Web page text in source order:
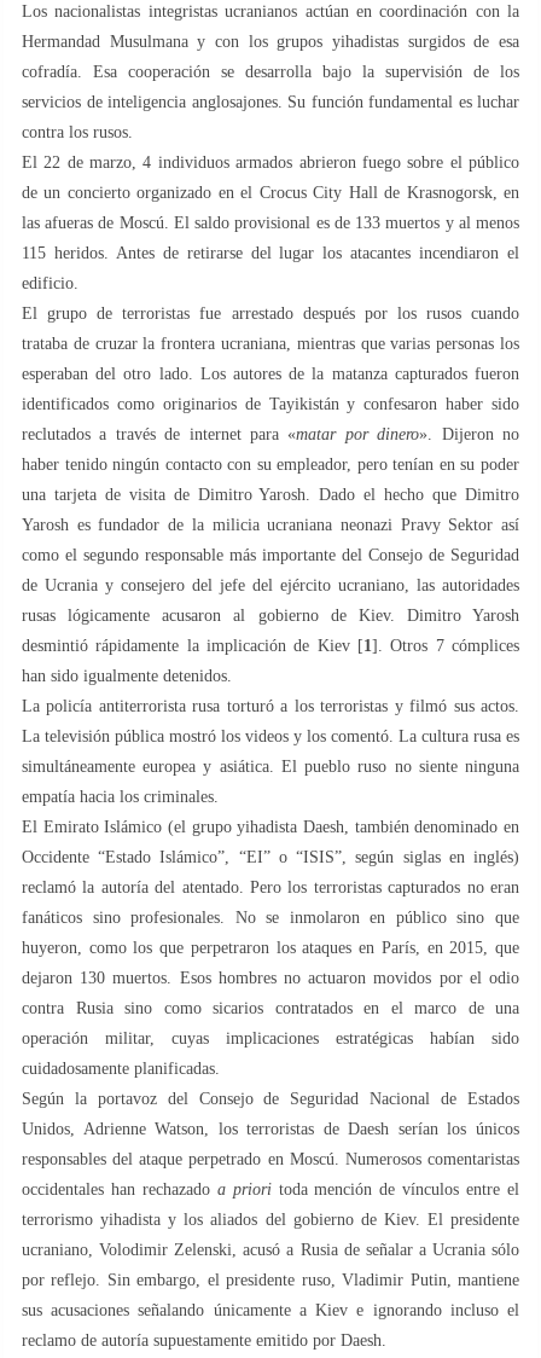
Los nacionalistas integristas ucranianos actúan en coordinación con la
Hermandad Musulmana y con los grupos yihadistas surgidos de esa
cofradía. Esa cooperación se desarrolla bajo la supervisión de los
servicios de inteligencia anglosajones. Su función fundamental es luchar
contra los rusos.
El 22 de marzo, 4 individuos armados abrieron fuego sobre el público
de un concierto organizado en el Crocus City Hall de Krasnogorsk, en
las afueras de Moscú. El saldo provisional es de 133 muertos y al menos
115 heridos. Antes de retirarse del lugar los atacantes incendiaron el
edificio.
El grupo de terroristas fue arrestado después por los rusos cuando
trataba de cruzar la frontera ucraniana, mientras que varias personas los
esperaban del otro lado. Los autores de la matanza capturados fueron
identificados como originarios de Tayikistán y confesaron haber sido
reclutados a través de internet para «matar por dinero». Dijeron no
haber tenido ningún contacto con su empleador, pero tenían en su poder
una tarjeta de visita de Dimitro Yarosh. Dado el hecho que Dimitro
Yarosh es fundador de la milicia ucraniana neonazi Pravy Sektor así
como el segundo responsable más importante del Consejo de Seguridad
de Ucrania y consejero del jefe del ejército ucraniano, las autoridades
rusas lógicamente acusaron al gobierno de Kiev. Dimitro Yarosh
desmintió rápidamente la implicación de Kiev [1 ]. Otros 7 cómplices
han sido igualmente detenidos.
La policía antiterrorista rusa torturó a los terroristas y filmó sus actos.
La televisión pública mostró los videos y los comentó. La cultura rusa es
simultáneamente europea y asiática. El pueblo ruso no siente ninguna
empatía hacia los criminales.
El Emirato Islámico (el grupo yihadista Daesh, también denominado en
Occidente “Estado Islámico”, “EI” o “ISIS”, según siglas en inglés)
reclamó la autoría del atentado. Pero los terroristas capturados no eran
fanáticos sino profesionales. No se inmolaron en público sino que
huyeron, como los que perpetraron los ataques en París, en 2015, que
dejaron 130 muertos. Esos hombres no actuaron movidos por el odio
contra Rusia sino como sicarios contratados en el marco de una
operación militar, cuyas implicaciones estratégicas habían sido
cuidadosamente planificadas.
Según la portavoz del Consejo de Seguridad Nacional de Estados
Unidos, Adrienne Watson, los terroristas de Daesh serían los únicos
responsables del ataque perpetrado en Moscú. Numerosos comentaristas
occidentales han rechazado a prioritoda mención de vínculos entre el
terrorismo yihadista y los aliados del gobierno de Kiev. El presidente
ucraniano, Volodimir Zelenski, acusó a Rusia de señalar a Ucrania sólo
por reflejo. Sin embargo, el presidente ruso, Vladimir Putin, mantiene
sus acusaciones señalando únicamente a Kiev e ignorando incluso el
reclamo de autoría supuestamente emitido por Daesh.